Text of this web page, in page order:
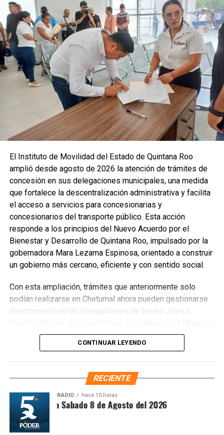
Las condiciones de calor extremo continuarán durante los
próximos días, por lo que se recomienda a la población
tomar precauciones, mantenerse informada y atender
cualquier aviso preventivo. El ambiente húmedo y las altas
temperaturas seguirán siendo protagonistas en la región,
reforzando la importancia de medidas de autocuidado para
evitar golpes de calor.
Fuente: 5to Poder Agencia de Noticias
Recibe las noticias al instante
Únete al canal oficial de WhatsApp de
Quinto Podery recibe las noticias más
importantes de Quintana Roo directamente
en tu teléfono.
Unirme al canal de WhatsApp
El Instituto de Movilidad del Estado de Quintana Roo
amplió desde agosto de 2026 la atención de trámites de
concesión en sus delegaciones municipales, una medida
que fortalece la descentralización administrativa y facilita
el acceso a servicios para concesionarias y
concesionarios del transporte público. Esta acción
responde a los principios del Nuevo Acuerdo por el
Bienestar y Desarrollo de Quintana Roo, impulsado por la
gobernadora Mara Lezama Espinosa, orientado a construir
un gobierno más cercano, eficiente y con sentido social.
Con esta ampliación, trámites que anteriormente solo
podían realizarse en Chetumal ahora pueden gestionarse
directamente en las delegaciones de Benito Juárez,
Tulum y Felipe Carrillo Puerto, así como en las
subdelegaciones de Lázaro Cárdenas y José María
Morelos, siempre que la concesión corresponda a la
jurisdicción de cada oficina. Entre los procedimientos
disponibles se encuentranCesión de derechos
de derechos por defunción,Certificación de
derechos
Modificación de concesiónyDesignación
de beneficiarios
CONTINUAR LEYENDO
RECIENTE
RADIO hace 10 horas
Matutina Sabado 8 de Agosto del 2026